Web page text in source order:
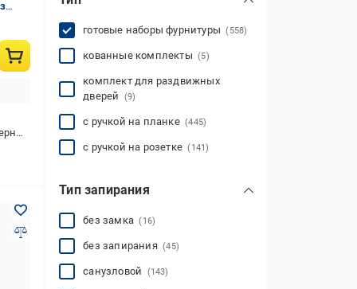
готовые наборы фурнитуры(558)
кованные комплекты(5)
комплект для раздвижных
дверей (9)
с ручкой на планке(445)
с ручкой на розетке(141)
Тип запирания
без замка(16)
без запирания(45)
санузловой (143)